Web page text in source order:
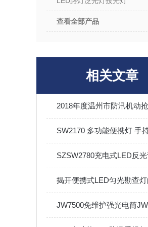
查看全部产品
相关文章